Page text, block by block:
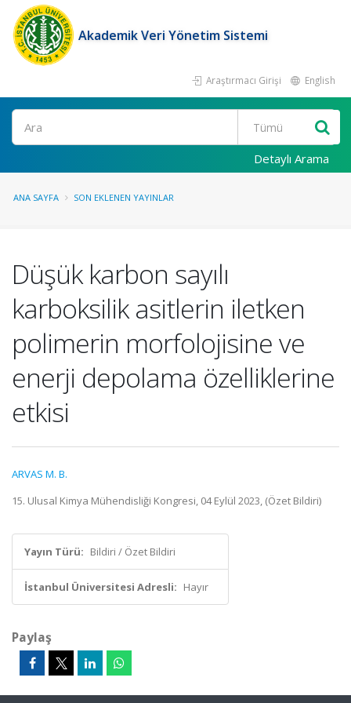
Akademik Veri Yönetim Sistemi
Araştırmacı Girişi English
Ara
Detaylı Arama
ANA SAYFA SON EKLENEN YAYINLAR
Düşük karbon sayılı
karboksilik asitlerin iletken
polimerin morfolojisine ve
enerji depolama özelliklerine
etkisi
ARVAS M. B.
15. Ulusal Kimya Mühendisliği Kongresi, 04 Eylül 2023, (Özet Bildiri)
Yayın Türü: Bildiri / Özet Bildiri
İstanbul Üniversitesi Adresli: Hayır
Paylaş